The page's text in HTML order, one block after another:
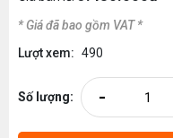
* Giá đã bao gồm VAT *
Lượt xem: 490
Số lượng: -